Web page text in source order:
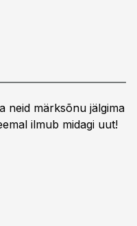
neid märksõnu jälgima
ilmub midagi uut!